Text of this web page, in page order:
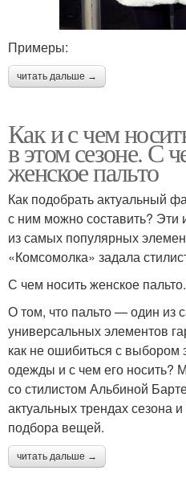
Примеры:
читать дальше →
Как и с чем
в этом сезоне. С
женское пальто
Как подобрать актуальный
с ним можно составить? Эти
из самых популярных
«Комсомолка» задала
С чем носить женское
О том, что пальто — один из
универсальных элементов
как не ошибиться с выбором
одежды и с чем его носить?
со стилистом Альбиной
актуальных трендах сезона
подбора вещей.
читать дальше →